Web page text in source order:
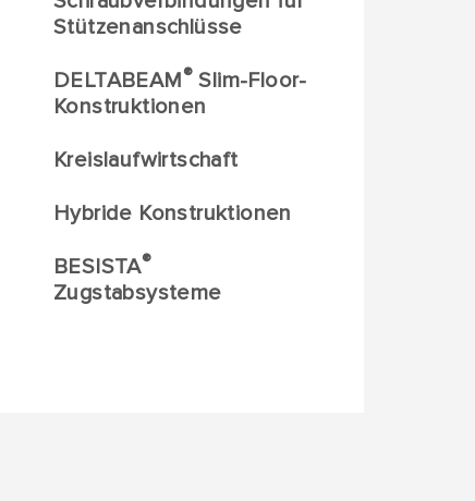
Stützenanschlüsse
DELTABEAM® Slim-Floor-
Konstruktionen
Kreislaufwirtschaft
Hybride Konstruktionen
BESISTA®
Zugstabsysteme